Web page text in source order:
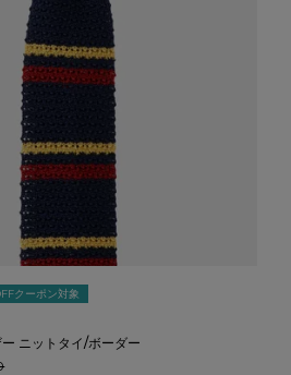
クーポン対象
ニットタイ/ボーダー